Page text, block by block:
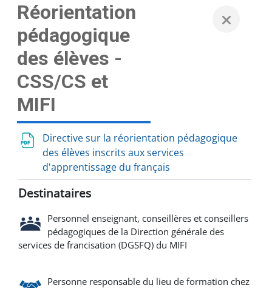
Réorientation
pédagogique
des élèves -
CSS/CS et
MIFI
Directive sur la réorientation pédagogique
des élèves inscrits aux services
d'apprentissage du français
Destinataires
Personnel enseignant, conseillères et conseillers
pédagogiques de la Direction générale des
services de francisation (DGSFQ) du MIFI
Personne responsable du lieu de formation chez